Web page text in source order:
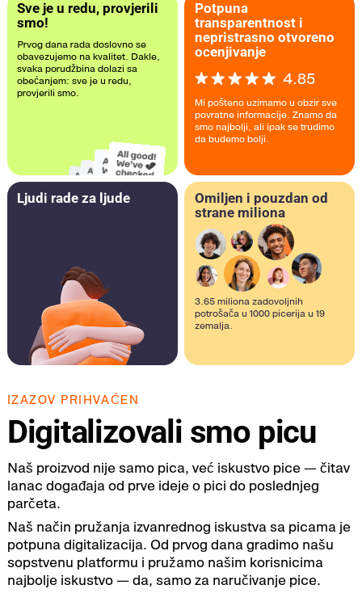
Sve je u redu, provjerili
smo!
Prvog dana rada doslovno se
obavezujemo na kvalitet. Dakle,
svaka porudžbina dolazi sa
obećanjem: sve je u redu,
provjerili smo.
Potpuna
transparentnost i
nepristrasno otvoreno
ocenjivanje
4.85
Mi pošteno uzimamo u obzir sve
povratne informacije. Znamo da
smo najbolji, ali ipak se trudimo
da budemo bolji.
Ljudi rade za ljude
Omiljen i pouzdan od
strane miliona
3.65 miliona zadovoljnih
potrošača u 1000 picerija u 19
zemalja.
IZAZOV PRIHVAĆEN
Digitalizovali smo picu
Naš proizvod nije samo pica, već iskustvo pice — čitav
lanac događaja od prve ideje o pici do poslednjeg
parčeta.
Naš način pružanja izvanrednog iskustva sa picama je
potpuna digitalizacija. Od prvog dana gradimo našu
sopstvenu platformu i pružamo našim korisnicima
najbolje iskustvo — da, samo za naručivanje pice.